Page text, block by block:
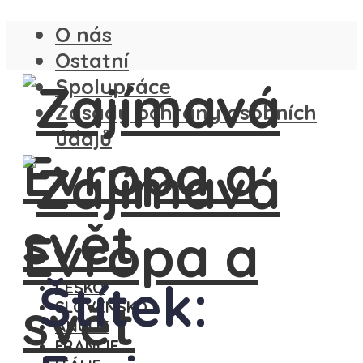
O nás
Ostatní
Spolupráce
Zásady ochrany osobních
údajů
ČESKO
SLOVENSKO
ANGLIE
FRANCIE
Štítek: